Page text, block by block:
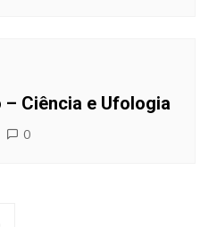
Ciência e Ufologia
0